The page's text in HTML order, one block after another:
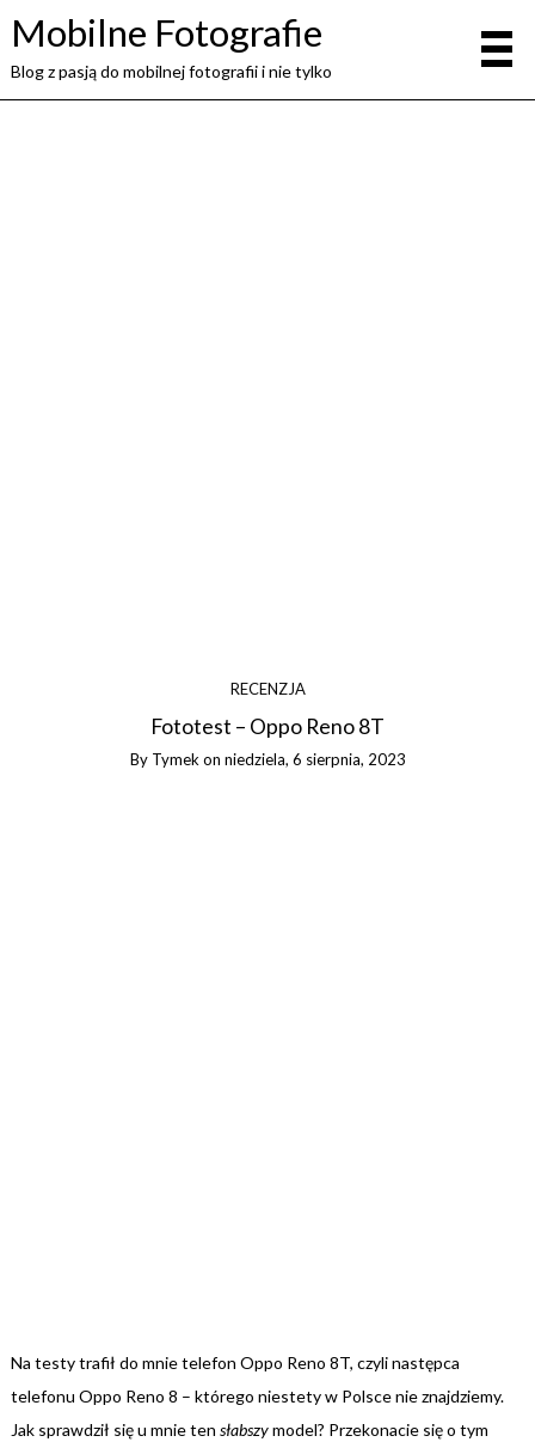
Mobilne Fotografie
Blog z pasją do mobilnej fotografii i nie tylko
RECENZJA
Fototest – Oppo Reno 8T
By Tymek on niedziela, 6 sierpnia, 2023
Na testy trafił do mnie telefon Oppo Reno 8T, czyli następca
telefonu Oppo Reno 8 – którego niestety w Polsce nie znajdziemy.
Jak sprawdził się u mnie ten słabszymodel? Przekonacie się o tym